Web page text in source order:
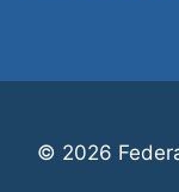
© 2026